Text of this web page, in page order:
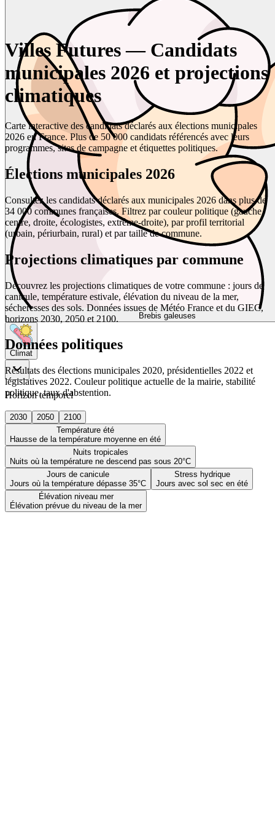
Brebis galeuses
Climat
Horizon temporel
2030 2050
2100
Température été
Hausse de la température moyenne en été
Nuits tropicales
Nuits où la température ne descend pas sous 20°C
Jours de canicule
Jours où la température dépasse 35°C
Stress hydrique
Jours avec sol sec en été
Élévation niveau mer
Élévation prévue du niveau de la mer
Villes Futures — Candidats
municipales 2026 et projections
climatiques
Carte interactive des candidats déclarés aux élections municipales
2026 en France. Plus de 50 000 candidats référencés avec leurs
programmes, sites de campagne et étiquettes politiques.
Élections municipales 2026
Consultez les candidats déclarés aux municipales 2026 dans plus de
34 000 communes françaises. Filtrez par couleur politique (gauche,
centre, droite, écologistes, extrême-droite), par profil territorial
(urbain, périurbain, rural) et par taille de commune.
Projections climatiques par commune
Découvrez les projections climatiques de votre commune : jours de
canicule, température estivale, élévation du niveau de la mer,
sécheresses des sols. Données issues de Météo France et du GIEC,
horizons 2030, 2050 et 2100.
Données politiques
Résultats des élections municipales 2020, présidentielles 2022 et
législatives 2022. Couleur politique actuelle de la mairie, stabilité
politique, taux d'abstention.